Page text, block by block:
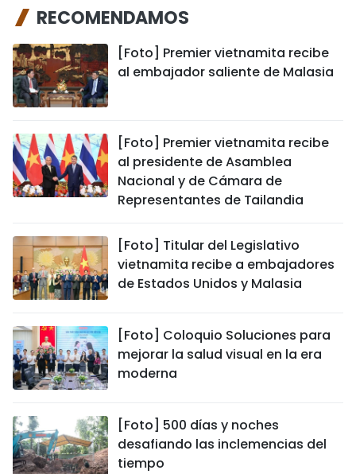
RECOMENDAMOS
[Foto] Premier vietnamita recibe
al embajador saliente de Malasia
[Foto] Premier vietnamita recibe
al presidente de Asamblea
Nacional y de Cámara de
Representantes de Tailandia
[Foto] Titular del Legislativo
vietnamita recibe a embajadores
de Estados Unidos y Malasia
[Foto] Coloquio Soluciones para
mejorar la salud visual en la era
moderna
[Foto] 500 días y noches
desafiando las inclemencias del
tiempo